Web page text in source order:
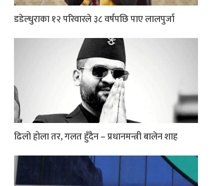
डडेल्धुराका १२ परिवारले ३८ वर्षपछि पाए लालपुर्जा
ढिलो होला तर, गलत हुँदैन – प्रधानमन्त्री बालेन शाह